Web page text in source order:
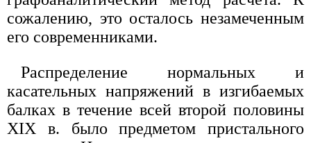
сожалению, это осталось незамеченным
его современниками.
Распределение нормальных и
касательных напряжений в изгибаемых
балках в течение всей второй половины
XIX в. было предметом пристального